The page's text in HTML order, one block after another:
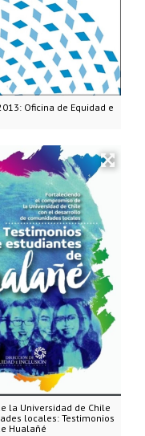
Oficina de Equidad e
la Universidad de Chile
locales: Testimonios
Hualañé